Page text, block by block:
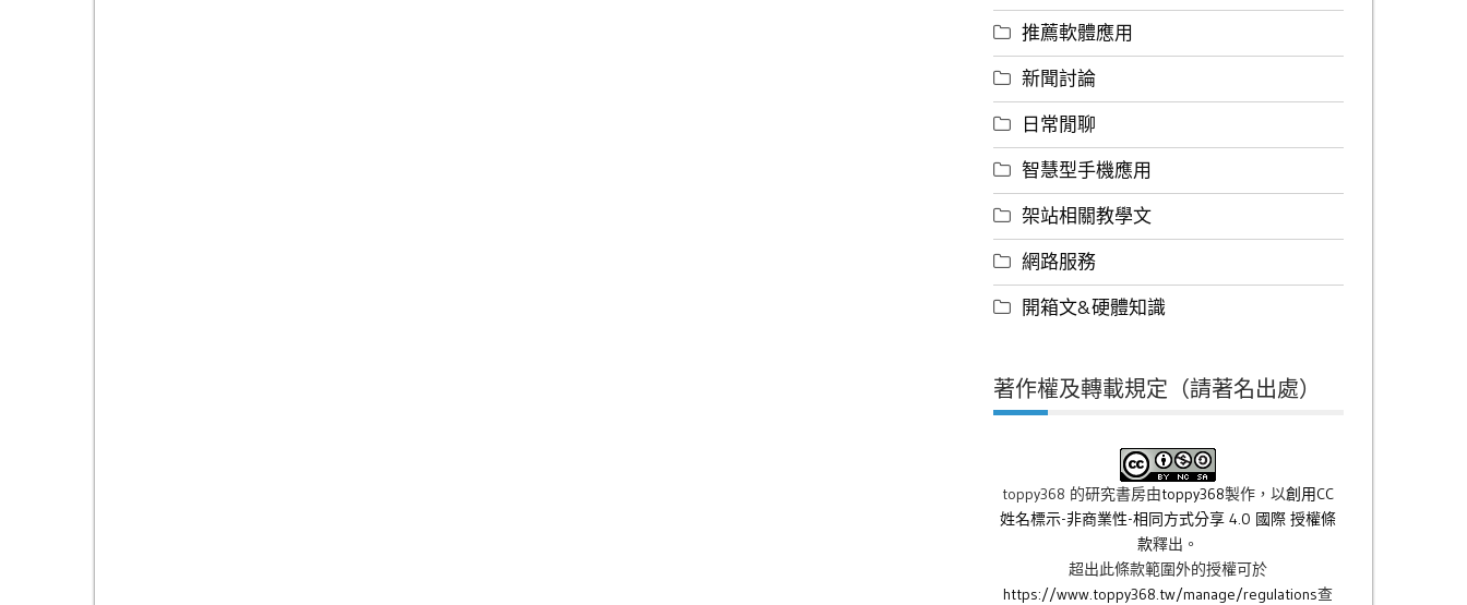
推薦軟體應用
新聞討論
日常閒聊
智慧型手機應用
架站相關教學文
網路服務
開箱文&硬體知識
著作權及轉載規定（請著名出處）
toppy368 的研究書房由toppy368製作，以創用CC
姓名標示-非商業性-相同方式分享 4.0 國際 授權條
款釋出。
超出此條款範圍外的授權可於
https://www.toppy368.tw/manage/regulations查